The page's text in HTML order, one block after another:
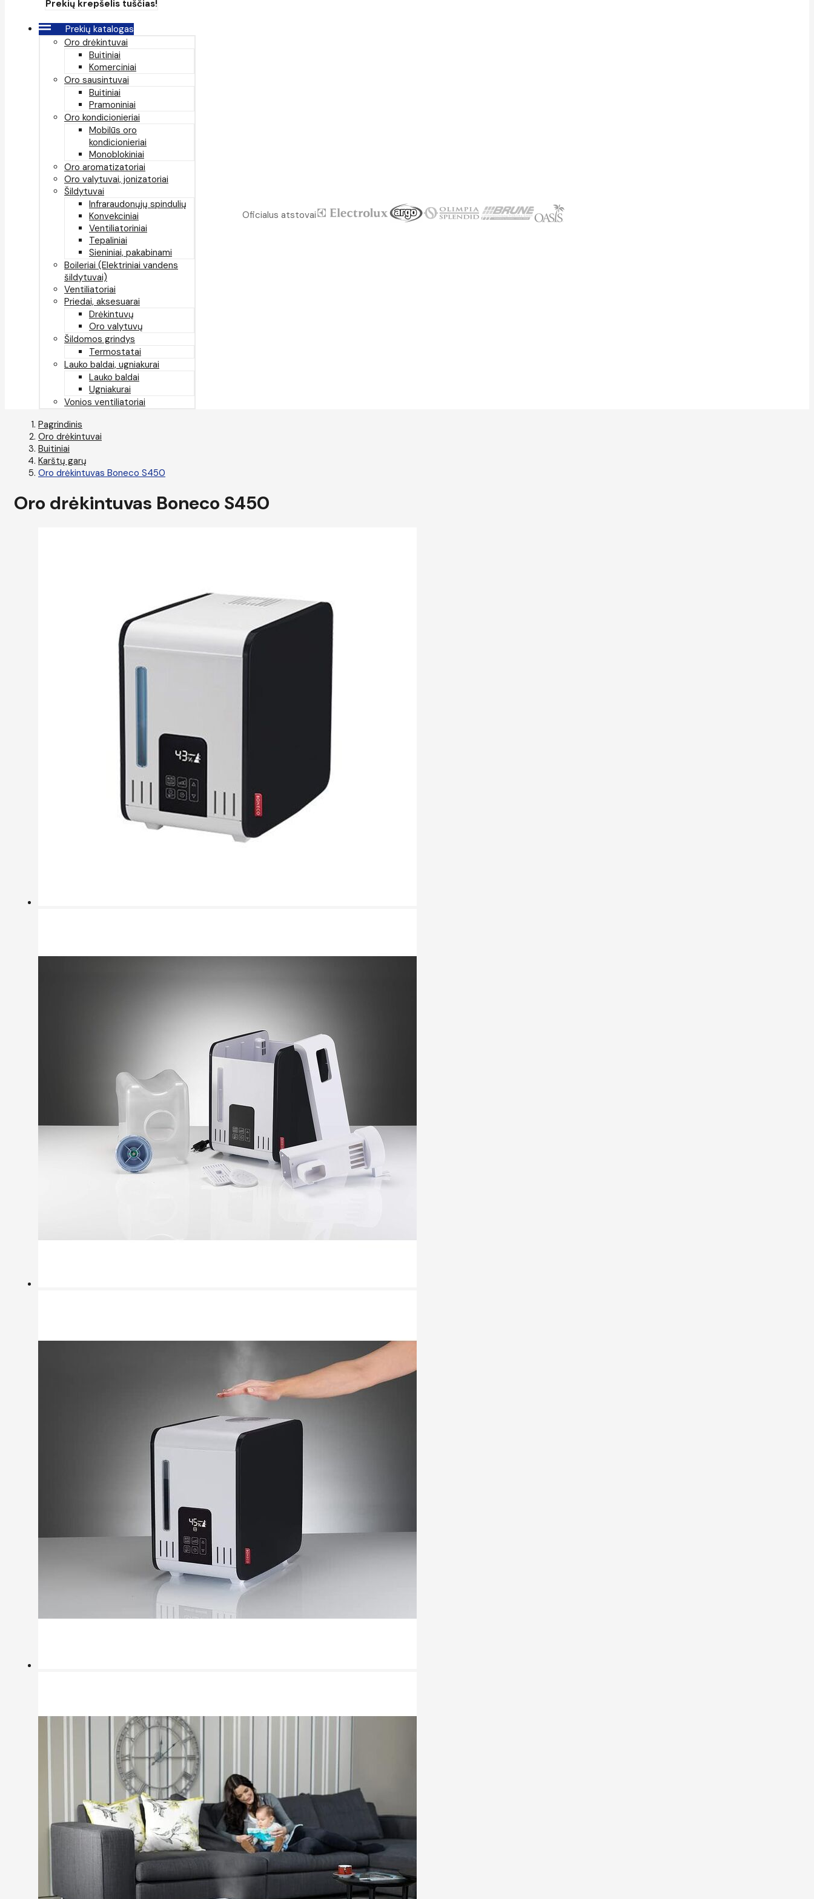
Prekių krepšelis tuščias!
Prekių katalogas
Oro drėkintuvai
Buitiniai
Komerciniai
Oro sausintuvai
Buitiniai
Pramoniniai
Oro kondicionieriai
Mobilūs oro
kondicionieriai
Monoblokiniai
Oro aromatizatoriai
Oro valytuvai, jonizatoriai
Šildytuvai
Infraraudonųjų spindulių
Konvekciniai
Ventiliatoriniai
Tepaliniai
Sieniniai, pakabinami
Boileriai (Elektriniai vandens
šildytuvai)
Ventiliatoriai
Priedai, aksesuarai
Drėkintuvų
Oro valytuvų
Šildomos grindys
Termostatai
Lauko baldai, ugniakurai
Lauko baldai
Ugniakurai
Vonios ventiliatoriai
Oficialus atstovai
Pagrindinis
Oro drėkintuvai
Buitiniai
Karštų garų
Oro drėkintuvas Boneco S450
Oro drėkintuvas Boneco S450